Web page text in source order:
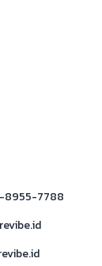
8955-7788